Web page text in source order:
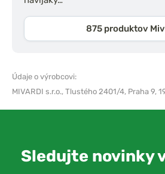
875 produktov
Údaje o výrobcovi:
MIVARDI s.r.o., Tlustého 2401/4, Praha 9,
Sledujte novinky